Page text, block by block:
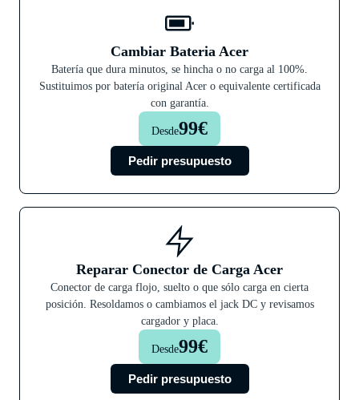
Cambiar Bateria Acer
Batería que dura minutos, se hincha o no carga al 100%.
Sustituimos por batería original Acer o equivalente certificada
con garantía.
Desde99€
Pedir presupuesto
Reparar Conector de Carga Acer
Conector de carga flojo, suelto o que sólo carga en cierta
posición. Resoldamos o cambiamos el jack DC y revisamos
cargador y placa.
Desde99€
Pedir presupuesto